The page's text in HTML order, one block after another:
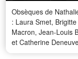
Obsèques de
: Laura Smet, Brigitte
Macron, Jean-Louis
et Catherine
pour un dernier adieu